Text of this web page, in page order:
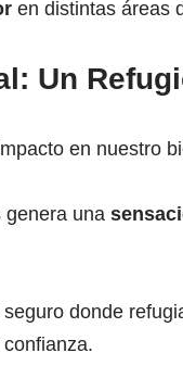
en distintas áreas
Un
en nuestro
genera una
donde